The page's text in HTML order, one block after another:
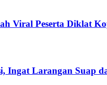
Viral Peserta Diklat
Ingat Larangan Suap